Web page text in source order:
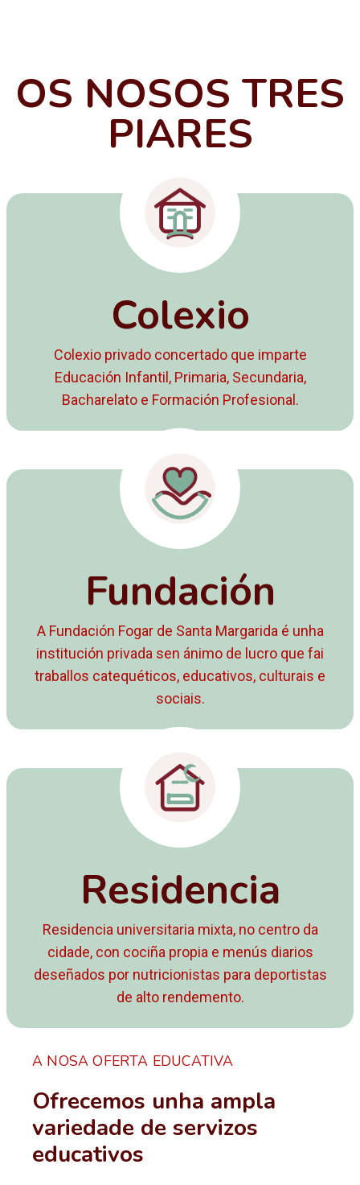
OS NOSOS TRES
PIARES
Colexio
Colexio privado concertado que imparte
Educación Infantil, Primaria, Secundaria,
Bacharelato e Formación Profesional.
Fundación
A Fundación Fogar de Santa Margarida é unha
institución privada sen ánimo de lucro que fai
traballos catequéticos, educativos, culturais e
sociais.
Residencia
Residencia universitaria mixta, no centro da
cidade, con cociña propia e menús diarios
deseñados por nutricionistas para deportistas
de alto rendemento.
A NOSA OFERTA EDUCATIVA
Ofrecemos unha ampla
variedade de servizos
educativos